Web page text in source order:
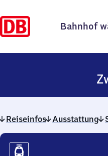
Bahnhof
Reiseinfos Ausstattung
Reiseinfos